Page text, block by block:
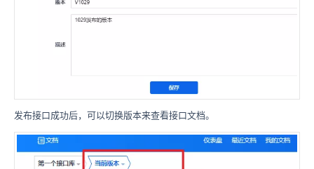
发布接口成功后，可以切换版本来查看接口文档。